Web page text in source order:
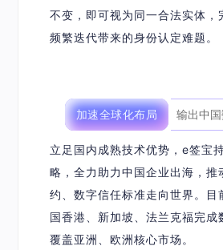
不变，即可视为同一合法实体
频繁迭代带来的身份认定难题。
加速全球化布局 输出中
立足国内成熟技术优势，e签宝
略，全力助力中国企业出海，推
约、数字信任标准走向世界。目
国香港、新加坡、法兰克福完成
覆盖亚洲、欧洲核心市场。